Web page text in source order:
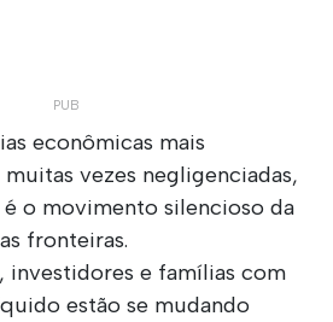
econômicas mais
vezes negligenciadas,
o movimento silencioso da
fronteiras.
investidores e famílias com
estão se mudando